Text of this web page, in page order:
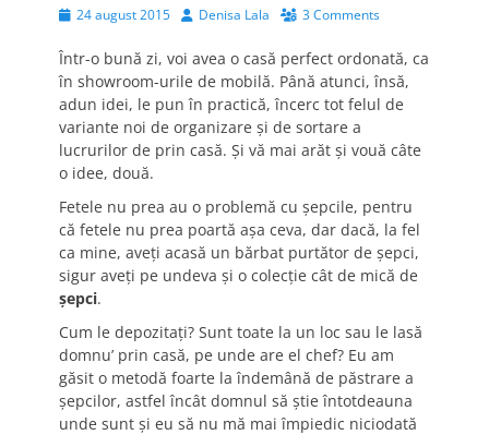
Posted
24 august 2015 AuthorDenisa Lala 3 Comments
Într-o bună zi, voi avea o casă perfect ordonată, ca
în showroom-urile de mobilă. Până atunci, însă,
adun idei, le pun în practică, încerc tot felul de
variante noi de organizare și de sortare a
lucrurilor de prin casă. Și vă mai arăt și vouă câte
o idee, două.
Fetele nu prea au o problemă cu șepcile, pentru
că fetele nu prea poartă așa ceva, dar dacă, la fel
ca mine, aveți acasă un bărbat purtător de șepci,
sigur aveți pe undeva și o colecție cât de mică de
șepci.
Cum le depozitați? Sunt toate la un loc sau le lasă
domnu’ prin casă, pe unde are el chef? Eu am
găsit o metodă foarte la îndemână de păstrare a
șepcilor, astfel încât domnul să știe întotdeauna
unde sunt și eu să nu mă mai împiedic niciodată